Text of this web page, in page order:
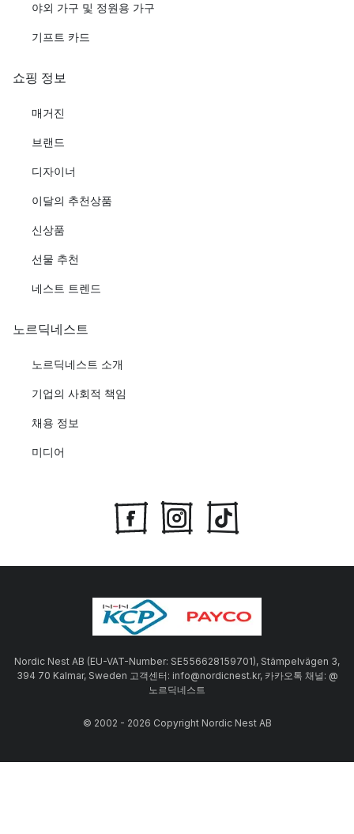
야외 가구 및 정원용 가구
기프트 카드
쇼핑 정보
매거진
브랜드
디자이너
이달의 추천상품
신상품
선물 추천
네스트 트렌드
노르딕네스트
노르딕네스트 소개
기업의 사회적 책임
채용 정보
미디어
Nordic Nest AB (EU-VAT-Number: SE556628159701), Stämpelvägen 3,
394 70 Kalmar, Sweden 고객센터: info@nordicnest.kr, 카카오톡 채널: @
노르딕네스트
© 2002 - 2026 Copyright Nordic Nest AB